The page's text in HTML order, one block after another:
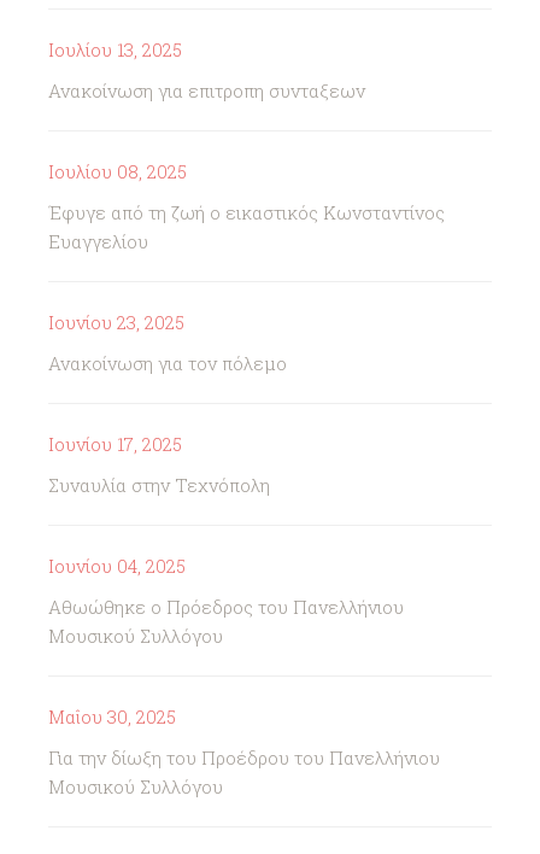
Ιουλίου 13, 2025
Ανακοίνωση για επιτροπη συνταξεων
Ιουλίου 08, 2025
Έφυγε από τη ζωή ο εικαστικός Κωνσταντίνος
Ευαγγελίου
Ιουνίου 23, 2025
Ανακοίνωση για τον πόλεμο
Ιουνίου 17, 2025
Συναυλία στην Τεχνόπολη
Ιουνίου 04, 2025
Αθωώθηκε ο Πρόεδρος του Πανελλήνιου
Μουσικού Συλλόγου
Μαΐου 30, 2025
Για την δίωξη του Προέδρου του Πανελλήνιου
Μουσικού Συλλόγου